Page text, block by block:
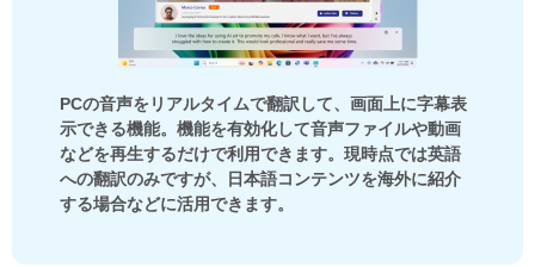
PCの音声をリアルタイムで翻訳して、画面上に字幕表
示できる機能。機能を有効化して音声ファイルや動画
などを再生するだけで利用できます。現時点では英語
への翻訳のみですが、日本語コンテンツを海外に紹介
する場合などに活用できます。